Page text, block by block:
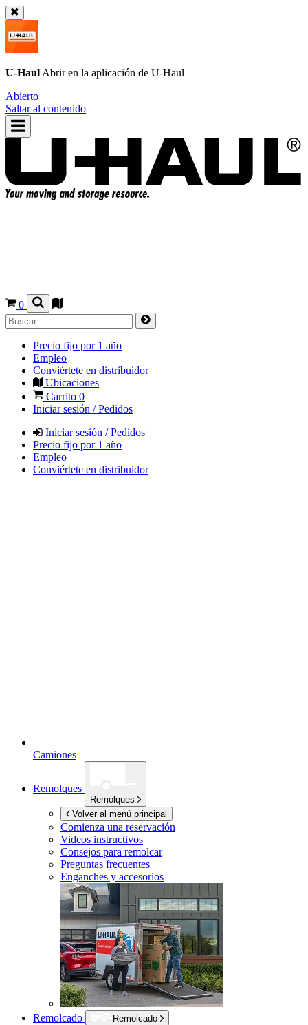
U-Haul Abrir en la aplicación de U-Haul
Abierto
Saltar al contenido
0
Precio fijo por 1 año
Empleo
Conviértete en distribuidor
Ubicaciones
Carrito 0
Iniciar sesión / Pedidos
Iniciar sesión / Pedidos
Precio fijo por 1 año
Empleo
Conviértete en distribuidor
Camiones
Remolques
Remolques
Volver al menú principal
Comienza una reservación
Videos instructivos
Consejos para remolcar
Preguntas frecuentes
Enganches y accesorios
Remolcado
Remolcado